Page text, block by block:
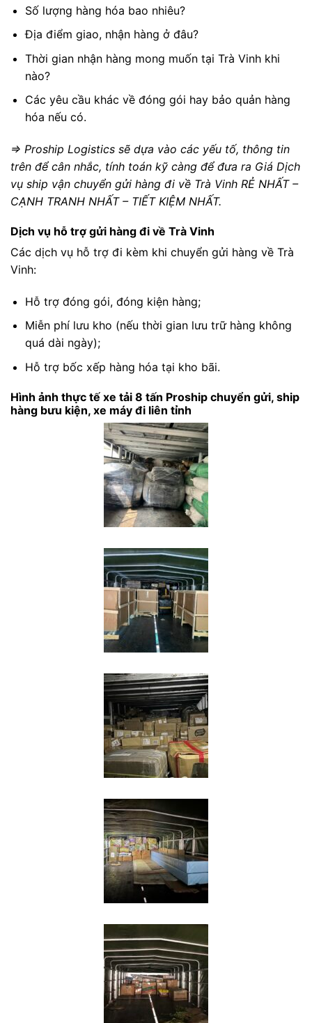
Số lượng hàng hóa bao nhiêu?
Địa điểm giao, nhận hàng ở đâu?
Thời gian nhận hàng mong muốn tại Trà Vinh khi
nào?
Các yêu cầu khác về đóng gói hay bảo quản hàng
hóa nếu có.
=> Proship Logistics sẽ dựa vào các yếu tố, thông tin
trên để cân nhắc, tính toán kỹ càng để đưa ra Giá Dịch
vụ ship vận chuyển gửi hàng đi về Trà Vinh RẺ NHẤT –
CẠNH TRANH NHẤT – TIẾT KIỆM NHẤT.
Dịch vụ hỗ trợ gửi hàng đi về Trà Vinh
Các dịch vụ hỗ trợ đi kèm khi chuyển gửi hàng về Trà
Vinh:
Hỗ trợ đóng gói, đóng kiện hàng;
Miễn phí lưu kho (nếu thời gian lưu trữ hàng không
quá dài ngày);
Hỗ trợ bốc xếp hàng hóa tại kho bãi.
Hình ảnh thực tế xe tải 8 tấn Proship chuyển gửi, ship
hàng bưu kiện, xe máy đi liên tỉnh